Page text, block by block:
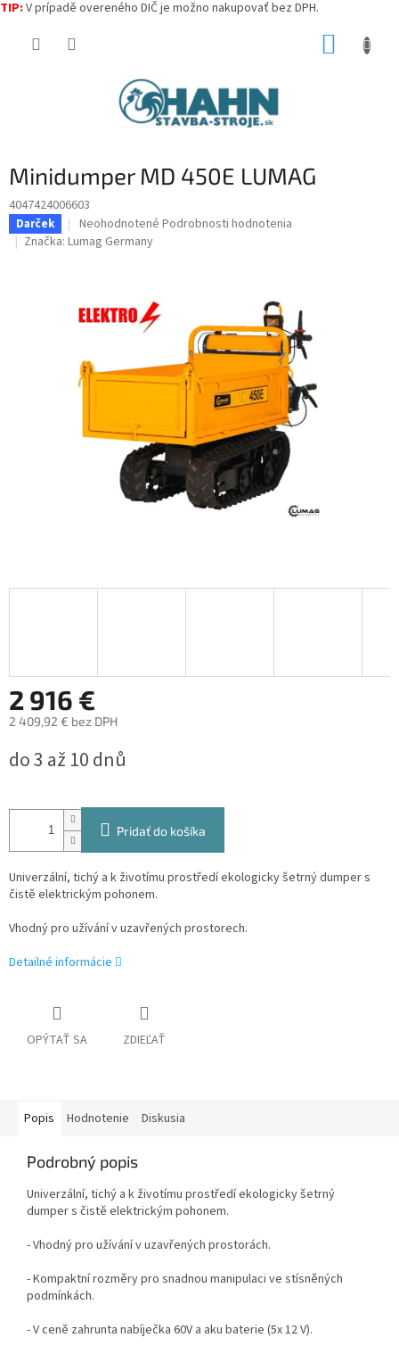
TIP: V prípadě overeného DIČ je možno nakupovať bez DPH.
Minidumper MD 450E LUMAG
4047424006603
Darček
Priemerné
hodnotenie
z
5
Neohodnotené Podrobnosti hodnotenia
Značka: Lumag Germany
2 916 €
2 409,92 € bez DPH
cena:
do 3 až 10 dnů
Pridať do košíka
Univerzální, tichý a k životímu prostředí ekologicky šetrný dumper s
čistě elektrickým pohonem.
Vhodný pro užívání v uzavřených prostorech.
Detailné informácie
OPÝTAŤ SA ZDIEĽAŤ
Popis Hodnotenie Diskusia
Podrobný popis
Univerzální, tichý a k životímu prostředí ekologicky šetrný
dumper s čistě elektrickým pohonem.
- Vhodný pro užívání v uzavřených prostorách.
- Kompaktní rozměry pro snadnou manipulaci ve stísněných
podmínkách.
- V ceně zahrunta nabíječka 60V a aku baterie (5x 12 V).